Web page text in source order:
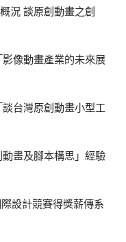
況 談原創動畫之創
像動畫產業的未來展
台灣原創動畫小型工
畫及腳本構思」經驗
設計競賽得獎薪傳系